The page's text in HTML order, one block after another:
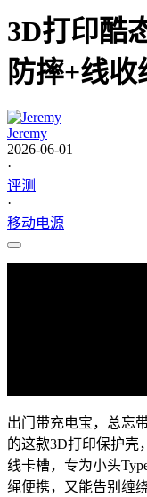
3D打印酷
防摔+线
Jeremy
2026-06-01
·
评测
·
移动电源
出门带充电宝，总忘
的这款3D打印保护壳
线卡槽，专为小头
绳便携，又能告别缠